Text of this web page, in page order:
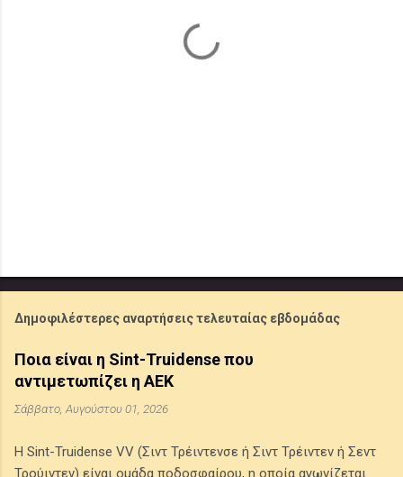
Δημοφιλέστερες αναρτήσεις τελευταίας εβδομάδας
Ποια είναι η Sint-Truidense που
αντιμετωπίζει η ΑΕΚ
Σάββατο, Αυγούστου 01, 2026
Η Sint-Truidense VV (Σιντ Τρέιντενσε ή Σιντ Τρέιντεν ή Σεντ
Τρούιντεν) είναι ομάδα ποδοσφαίρου, η οποία αγωνίζεται